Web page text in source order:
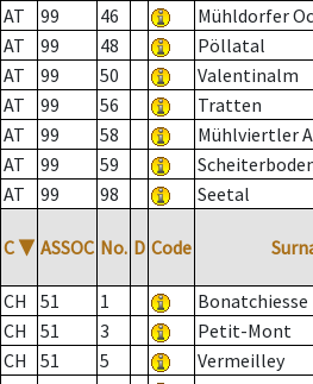
AT
99 46 Mühldorfer
AT
99 48 Pöllatal
AT
99 50 Valentinalm
AT
99 56 Tratten
AT
99 58 Mühlviertler
AT
99 59
AT
99 98 Seetal
C ▼ ASSOC No. D Code
CH 51 1 Bonatchiesse
CH
51 3 Petit-Mont
CH
51 5 Vermeilley